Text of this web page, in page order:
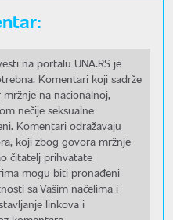
na portalu UNA.RS je
Komentari koji sadrže
na nacionalnoj,
nečije seksualne
Komentari odražavaju
koji zbog govora mržnje
čitatelj prihvatate
mogu biti pronađeni
sa Vašim načelima i
linkova i